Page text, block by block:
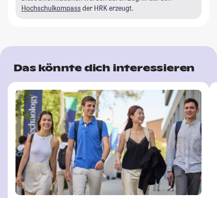
Hochschulkompass der HRK erzeugt.
Das könnte dich interessieren